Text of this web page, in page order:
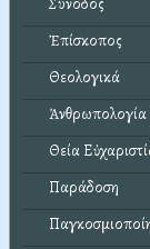
Ἐπίσκοπος
Θεολογικά
Ἀνθρωπολογία
Θεία
Παράδοση